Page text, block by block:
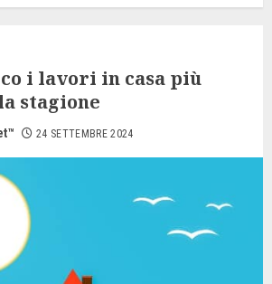
i lavori in casa più
stagione
24 SETTEMBRE 2024